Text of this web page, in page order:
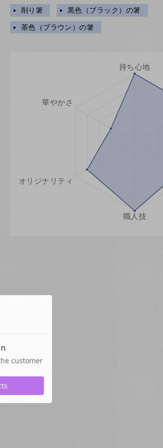
削り箸 黒色（ブラック）の箸
茶色（ブラウン）の箸